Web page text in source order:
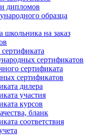
дипломов
образца
школьника на заказ
сертификатов
сертификата
сертификатов
дилера
участия
курсов
бланк
соответствия